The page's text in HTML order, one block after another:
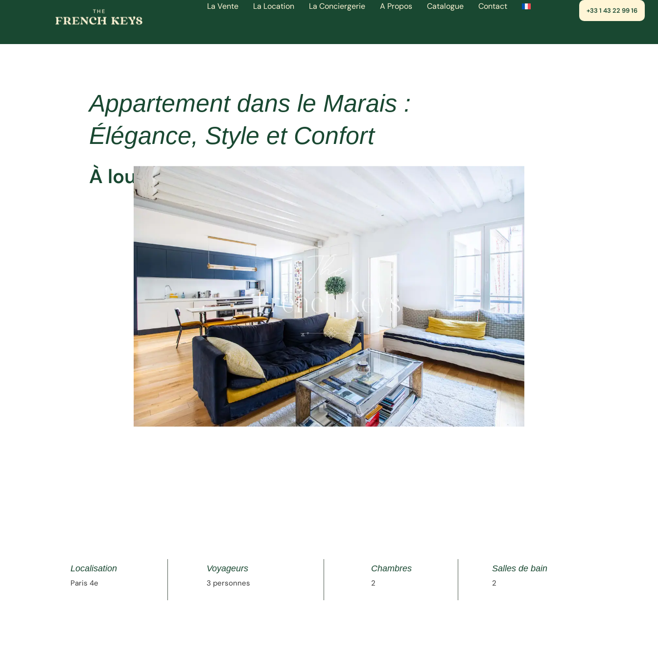
La Vente La Location La Conciergerie A Propos Catalogue Contact +33 1 43 22 99 16
Appartement dans le Marais :
Élégance, Style et Confort
À louer (court terme)
Localisation
Paris 4e
Voyageurs
3 personnes
Chambres
2
Salles de bain
2